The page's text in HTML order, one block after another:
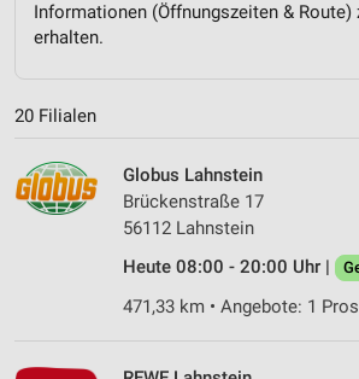
Informationen (Öffnungszeiten & Route)
erhalten.
20 Filialen
Globus Lahnstein
Brückenstraße 17
56112 Lahnstein
Heute 08:00 - 20:00 Uhr |
471,33 km • Angebote: 1